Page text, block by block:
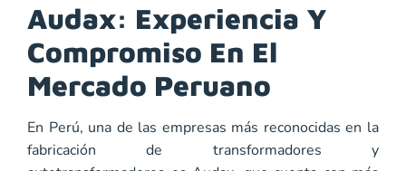
Audax: Experiencia Y
Compromiso En El
Mercado Peruano
En Perú, una de las empresas más reconocidas en la
fabricación de transformadores y